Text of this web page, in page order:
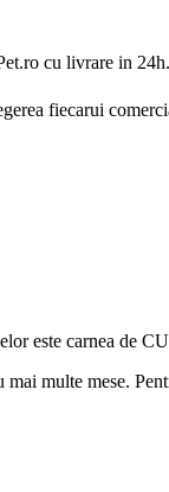
cu livrare in
fiecarui
este carnea de
multe mese.